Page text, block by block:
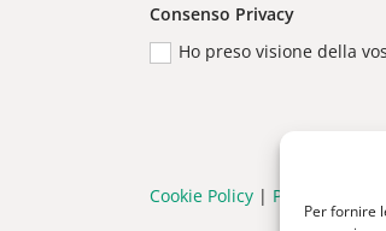
Per fornire
Consenso Privacy
Ho preso visione della
Cookie Policy| Privacy Policy